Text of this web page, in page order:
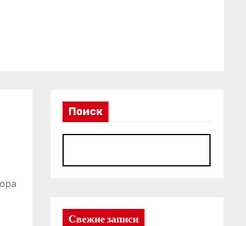
Поиск
Свежие записи